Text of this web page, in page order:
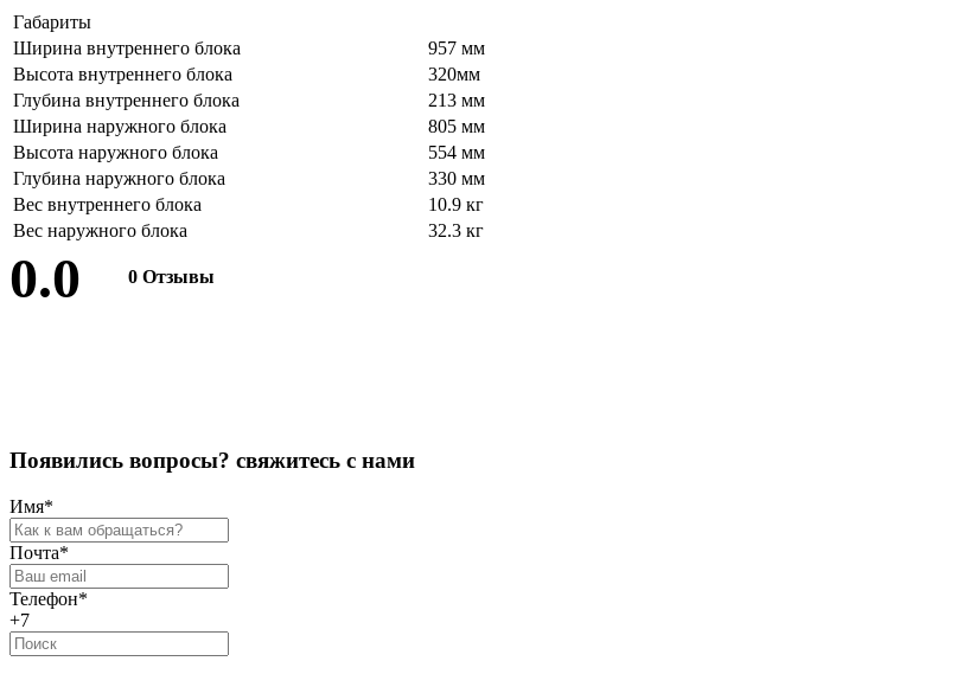
Габариты
Ширина внутреннего блока
957 мм
Высота внутреннего блока
320мм
Глубина внутреннего блока
213 мм
Ширина наружного блока
805 мм
Высота наружного блока
554 мм
Глубина наружного блока
330 мм
Вес внутреннего блока
10.9 кг
Вес наружного блока
32.3 кг
0.0 0 Отзывы
Появились вопросы? свяжитесь с нами
Имя*
Почта*
Телефон*
+7